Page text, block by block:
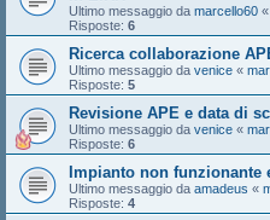
Ultimo messaggio da marcello60 «
Risposte: 6
Ricerca collaborazione
Ultimo messaggio da venice «
Risposte: 5
Revisione APE e data di
Ultimo messaggio da venice «
Risposte: 6
Impianto non funzionante
Ultimo messaggio da amadeus «
Risposte: 4